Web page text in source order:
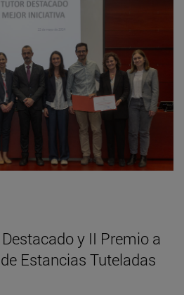
y II Premio a
Estancias Tuteladas